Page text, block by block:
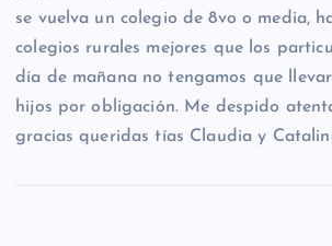
se vuelva un colegio de 8vo o media,
colegios rurales mejores que los
día de mañana no tengamos que
hijos por obligación. Me despido
gracias queridas tías Claudia y